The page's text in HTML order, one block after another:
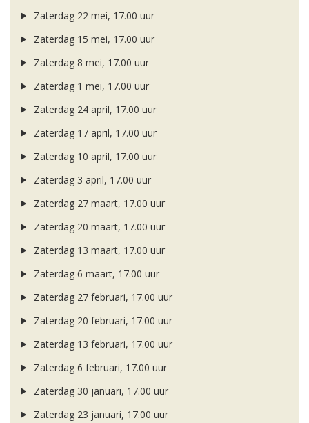
Zaterdag 22 mei, 17.00 uur
Zaterdag 15 mei, 17.00 uur
Zaterdag 8 mei, 17.00 uur
Zaterdag 1 mei, 17.00 uur
Zaterdag 24 april, 17.00 uur
Zaterdag 17 april, 17.00 uur
Zaterdag 10 april, 17.00 uur
Zaterdag 3 april, 17.00 uur
Zaterdag 27 maart, 17.00 uur
Zaterdag 20 maart, 17.00 uur
Zaterdag 13 maart, 17.00 uur
Zaterdag 6 maart, 17.00 uur
Zaterdag 27 februari, 17.00 uur
Zaterdag 20 februari, 17.00 uur
Zaterdag 13 februari, 17.00 uur
Zaterdag 6 februari, 17.00 uur
Zaterdag 30 januari, 17.00 uur
Zaterdag 23 januari, 17.00 uur